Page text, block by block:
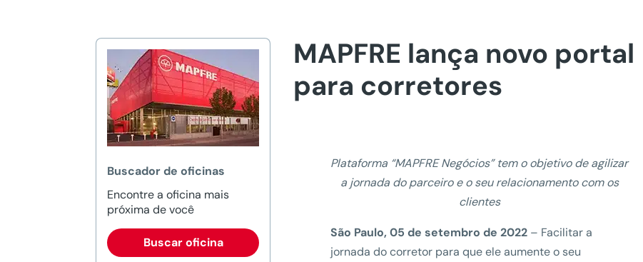
Buscador de oficinas
Encontre a oficina mais
próxima de você
Buscar oficina
MAPFRE lança novo portal
para corretores
Plataforma “MAPFRE Negócios” tem o objetivo de agilizar
a jornada do parceiro e o seu relacionamento com os
clientes
São Paulo, 05 de setembro de 2022 – Facilitar a
jornada do corretor para que ele aumente o seu